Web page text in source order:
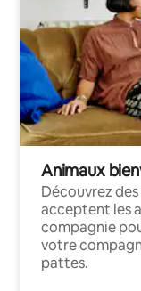
Animaux
Découvrez
acceptent les
compagnie
votre
pattes.